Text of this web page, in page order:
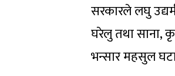
सरकारले लघु
घरेलु तथा साना,
भन्सार महसुल